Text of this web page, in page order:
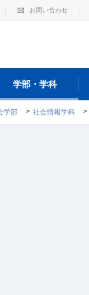
お問い合わせ
学部・学科
学部 社会情報学科